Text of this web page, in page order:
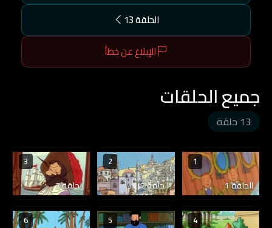
الحلقة 13
الإبلاغ عن خطأ
جميع الحلقات
13 حلقة
1
الحلقة 1
2
الحلقة 2
3
الحلقة 3
4
5
6